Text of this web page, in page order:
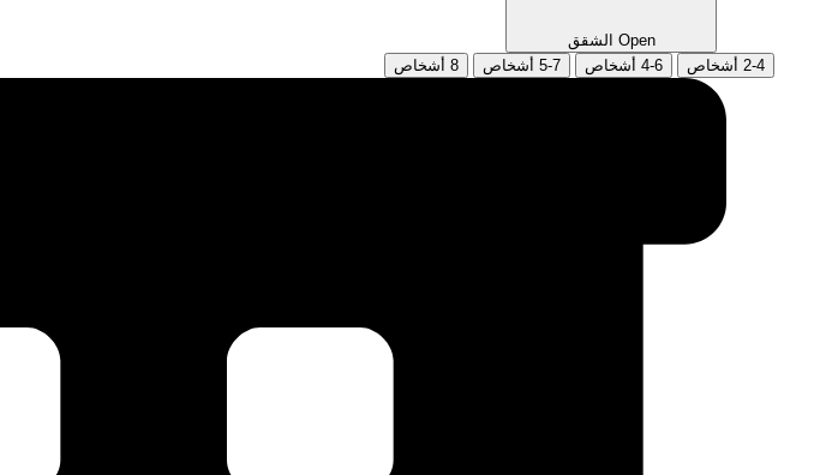
Open الشقق
2-4 أشخاص
4-6 أشخاص 5-7 أشخاص 8 أشخاص